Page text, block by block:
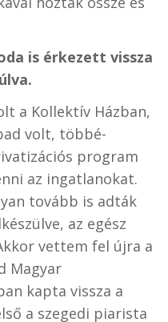
is érkezett vissza
a Kollektív Házban,
volt, többé-
program
az ingatlanokat.
tovább is adták
az egész
vettem fel újra a
Magyar
kapta vissza a
a szegedi piarista